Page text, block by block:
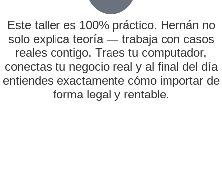
Este taller es 100% práctico. Hernán no
solo explica teoría — trabaja con casos
reales contigo. Traes tu computador,
conectas tu negocio real y al final del día
entiendes exactamente cómo importar de
forma legal y rentable.